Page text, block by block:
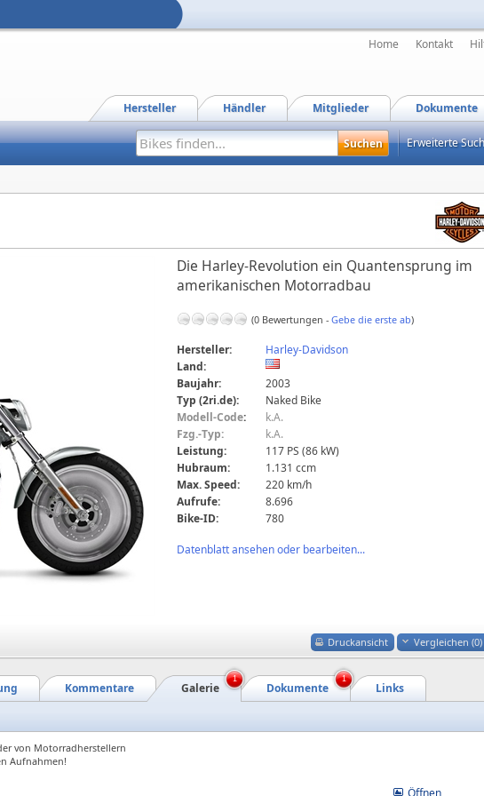
Home Kontakt
Dokumente
Mitglieder
Händler
Hersteller
Erweiterte
Die Harley-Revolution ein Quantensprung im
amerikanischen Motorradbau
(0 Bewertungen - Gebe die erste ab)
Hersteller:
Harley-Davidson
Land:
Baujahr:
2003
Typ (2ri.de):
Naked Bike
Modell-Code:
k.A.
Fzg.-Typ:
k.A.
Leistung:
117 PS (86 kW)
Hubraum:
1.131 ccm
Max. Speed:
220 km/h
Aufrufe:
8.696
Bike-ID:
780
Datenblatt ansehen oder bearbeiten...
Druckansicht Vergleichen (0)
Links
Dokumente
Galerie
Kommentare
1 1
von Motorradherstellern
Aufnahmen!
Öffnen